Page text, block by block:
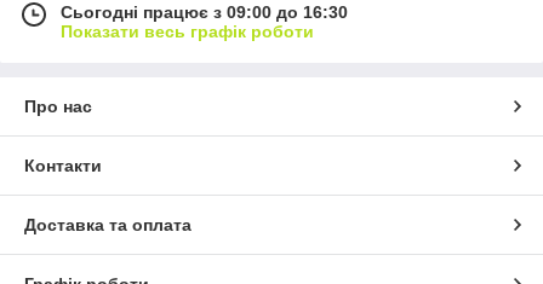
Сьогодні працює з 09:00 до 16:30
Показати весь графік роботи
Про нас
Контакти
Доставка та оплата